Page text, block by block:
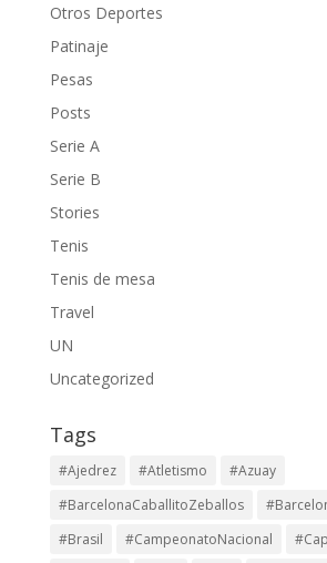
Otros Deportes
Patinaje
Pesas
Posts
Serie A
Serie B
Stories
Tenis
Tenis de mesa
Travel
UN
Uncategorized
Tags
#Ajedrez #Atletismo
#Azuay
#BarcelonaCaballitoZeballos
#Brasil
#CampeonatoNacional